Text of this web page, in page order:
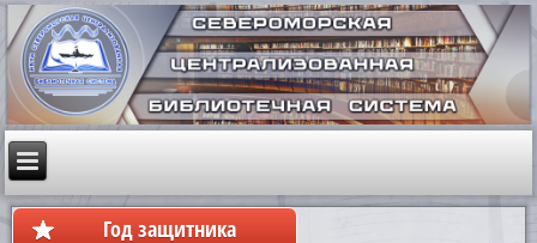
Год защитника